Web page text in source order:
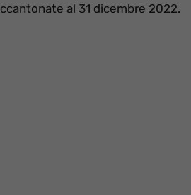
al 31 dicembre 2022.